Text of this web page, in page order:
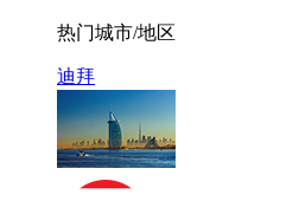
热门城市/地区
迪拜